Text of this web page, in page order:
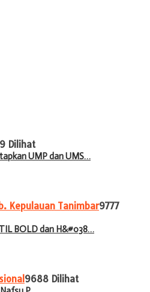
Dilihat
UMP dan UMS…
Kepulauan Tanimbar9777
BOLD dan H&#038…
9688 Dilihat